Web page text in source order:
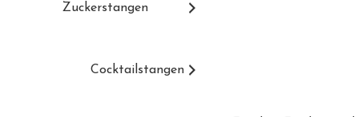
Zuckerstangen
Cocktailstangen